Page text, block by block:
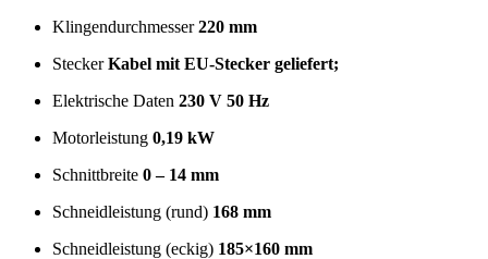
Klingendurchmesser 220 mm
Stecker Kabel mit EU-Stecker geliefert;
Elektrische Daten 230 V 50 Hz
Motorleistung 0,19 kW
Schnittbreite 0 – 14 mm
Schneidleistung (rund) 168 mm
Schneidleistung (eckig) 185×160 mm